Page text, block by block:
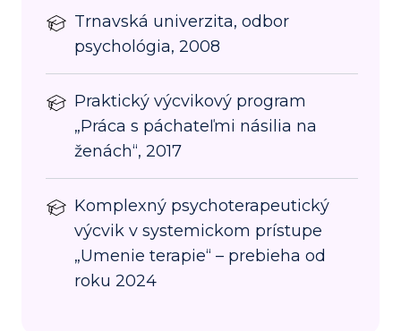
Trnavská univerzita, odbor
psychológia, 2008
Praktický výcvikový program
„Práca s páchateľmi násilia na
ženách“, 2017
Komplexný psychoterapeutický
výcvik v systemickom prístupe
„Umenie terapie“ – prebieha od
roku 2024